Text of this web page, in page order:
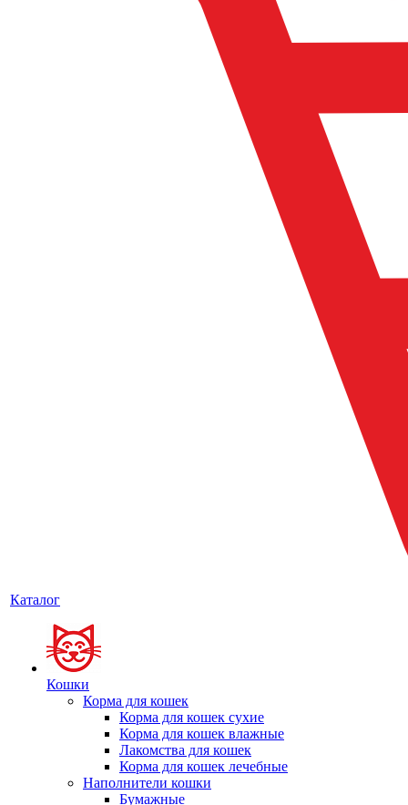
Каталог
Кошки
Корма для кошек
Корма для кошек сухие
Корма для кошек влажные
Лакомства для кошек
Корма для кошек лечебные
Наполнители кошки
Бумажные